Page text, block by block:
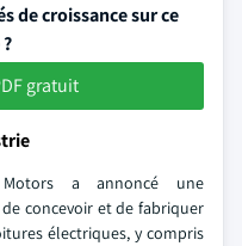
de croissance sur ce
gratuit
a annoncé une
concevoir et de fabriquer
électriques, y compris